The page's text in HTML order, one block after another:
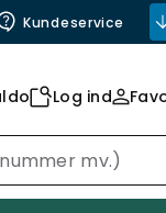
Kundeservice
Log ind